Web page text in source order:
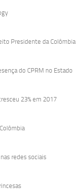
Presidente da Colômbia
do CPRM no Estado
23% em 2017
redes sociais